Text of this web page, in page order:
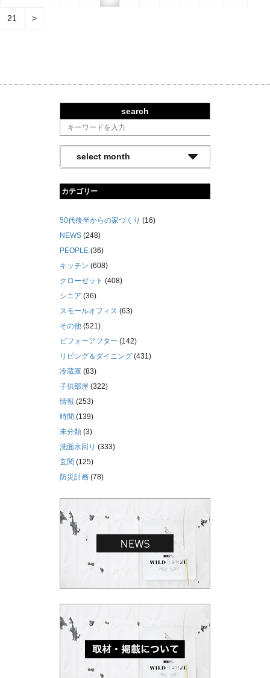
21 >
search
カテゴリー
50代後半からの家づくり (16)
NEWS (248)
PEOPLE (36)
キッチン (608)
クローゼット (408)
シニア (36)
スモールオフィス (63)
その他 (521)
ビフォーアフター (142)
リビング＆ダイニング (431)
冷蔵庫 (83)
子供部屋 (322)
情報 (253)
時間 (139)
未分類 (3)
洗面水回り (333)
玄関 (125)
防災計画 (78)